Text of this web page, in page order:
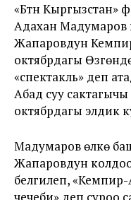
«Бүтүн
Адахан Мадумаров
Жапаровдун
октябрдагы
«спектакль» деп
Абад суу
октябрдагы элдик
Мадумаров өлкө
Жапаровдун
белгилеп,